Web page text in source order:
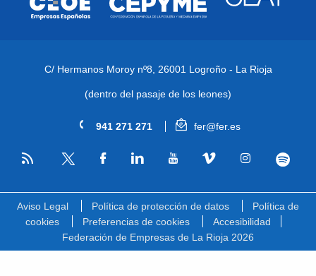
C/ Hermanos Moroy nº8, 26001 Logroño - La Rioja
(dentro del pasaje de los leones)
941 271 271 fer@fer.es
RSS
Aviso Legal Política de protección de datos
Política de
cookies
Preferencias de cookies
Accesibilidad
Federación de Empresas de La Rioja 2026